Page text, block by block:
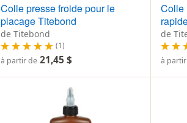
Colle presse froide pour le
placage Titebond
de Titebond
(1)
à partir de 21,45 $
Colle
de
à